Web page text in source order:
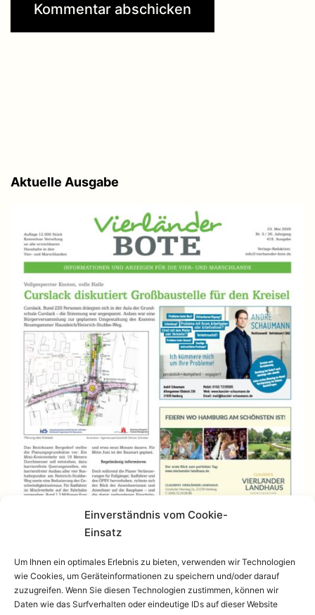
Einverständnis vom Cookie-
Einsatz
Um Ihnen ein optimales Erlebnis zu bieten, verwenden wir Technologien
wie Cookies, um Geräteinformationen zu speichern und/oder darauf
zuzugreifen. Wenn Sie diesen Technologien zustimmen, können wir
Daten wie das Surfverhalten oder eindeutige IDs auf dieser Website
Aktuelle Ausgabe